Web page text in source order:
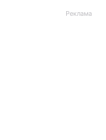
Реклама